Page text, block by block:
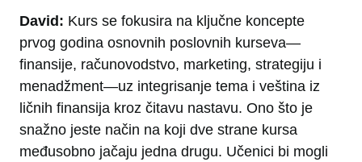
David: Kurs se fokusira na ključne koncepte
prvog godina osnovnih poslovnih kurseva—
finansije, računovodstvo, marketing, strategiju i
menadžment—uz integrisanje tema i veština iz
ličnih finansija kroz čitavu nastavu. Ono što je
snažno jeste način na koji dve strane kursa
međusobno jačaju jedna drugu. Učenici bi mogli